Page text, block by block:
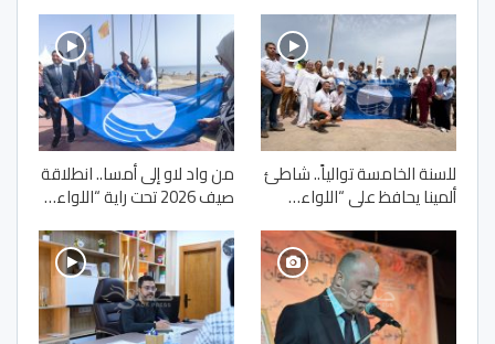
للسنة الخامسة توالياً.. شاطئ
ألمينا يحافظ على “اللواء…
من واد لاو إلى أمسا.. انطلاقة
صيف 2026 تحت راية “اللواء…